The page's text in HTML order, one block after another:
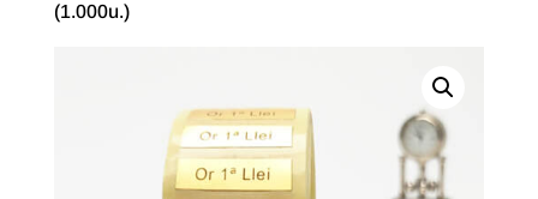
(1.000u.)